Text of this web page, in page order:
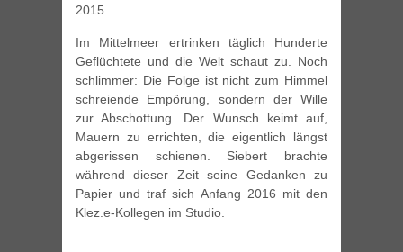
2015.
Im Mittelmeer ertrinken täglich Hunderte
Geflüchtete und die Welt schaut zu. Noch
schlimmer: Die Folge ist nicht zum Himmel
schreiende Empörung, sondern der Wille
zur Abschottung. Der Wunsch keimt auf,
Mauern zu errichten, die eigentlich längst
abgerissen schienen. Siebert brachte
während dieser Zeit seine Gedanken zu
Papier und traf sich Anfang 2016 mit den
Klez.e-Kollegen im Studio.